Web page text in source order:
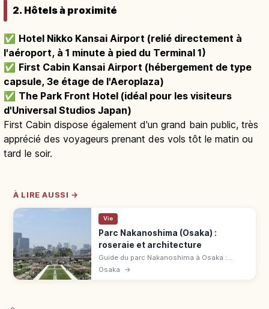
2. Hôtels à proximité
✅ Hotel Nikko Kansai Airport (relié directement à
l'aéroport, à 1 minute à pied du Terminal 1)
✅ First Cabin Kansai Airport (hébergement de type
capsule, 3e étage de l'Aeroplaza)
✅ The Park Front Hotel (idéal pour les visiteurs
d'Universal Studios Japan)
First Cabin dispose également d'un grand bain public, très
apprécié des voyageurs prenant des vols tôt le matin ou
tard le soir.
À LIRE AUSSI →
Vie
Parc Nakanoshima (Osaka) :
roseraie et architecture
Guide du parc Nakanoshima à Osaka :
roseraie, bâtiments historiques, quais entre
Osaka →